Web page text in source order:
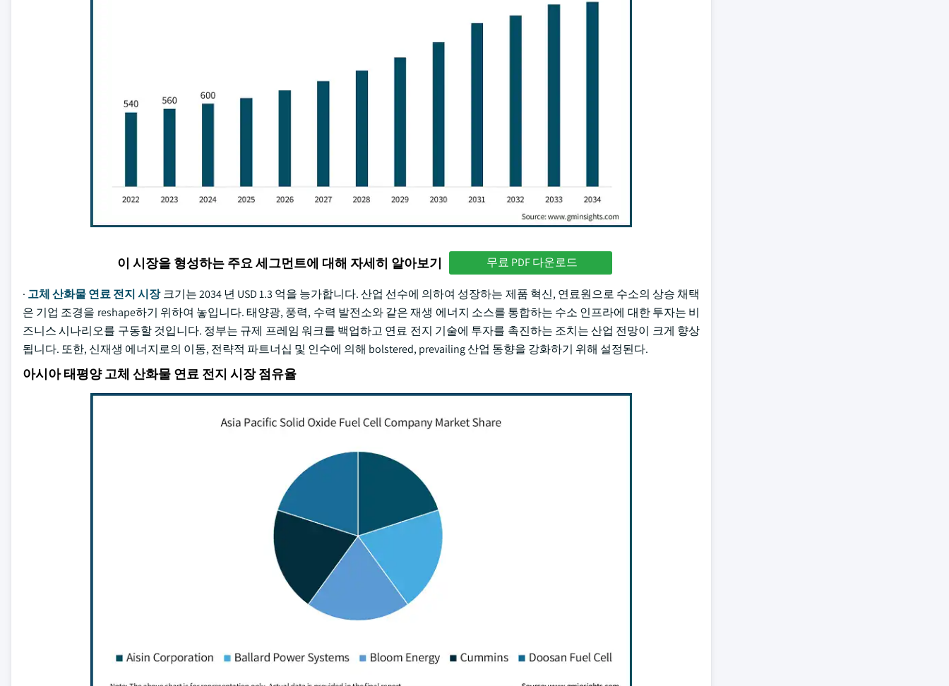
이 시장을 형성하는 주요 세그먼트에 대해 자세히 알아보기 무료 PDF 다운로드
· 고체 산화물 연료 전지 시장크기는 2034 년 USD 1.3 억을 능가합니다. 산업 선수에 의하여 성장하는 제품 혁신, 연료원으로 수소의 상승 채택
은 기업 조경을 reshape하기 위하여 놓입니다. 태양광, 풍력, 수력 발전소와 같은 재생 에너지 소스를 통합하는 수소 인프라에 대한 투자는 비
즈니스 시나리오를 구동할 것입니다. 정부는 규제 프레임 워크를 백업하고 연료 전지 기술에 투자를 촉진하는 조치는 산업 전망이 크게 향상
됩니다. 또한, 신재생 에너지로의 이동, 전략적 파트너십 및 인수에 의해 bolstered, prevailing 산업 동향을 강화하기 위해 설정된다.
아시아 태평양 고체 산화물 연료 전지 시장 점유율